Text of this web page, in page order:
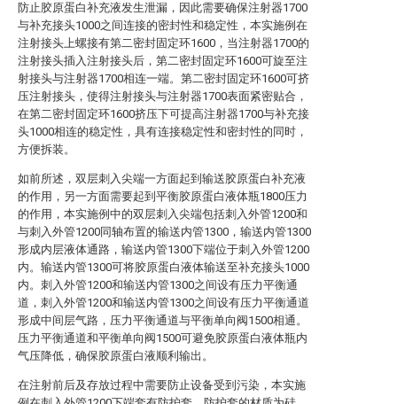
防止胶原蛋白补充液发生泄漏，因此需要确保注射器1700
与补充接头1000之间连接的密封性和稳定性，本实施例在
注射接头上螺接有第二密封固定环1600，当注射器1700的
注射接头插入注射接头后，第二密封固定环1600可旋至注
射接头与注射器1700相连一端。第二密封固定环1600可挤
压注射接头，使得注射接头与注射器1700表面紧密贴合，
在第二密封固定环1600挤压下可提高注射器1700与补充接
头1000相连的稳定性，具有连接稳定性和密封性的同时，
方便拆装。
如前所述，双层刺入尖端一方面起到输送胶原蛋白补充液
的作用，另一方面需要起到平衡胶原蛋白液体瓶1800压力
的作用，本实施例中的双层刺入尖端包括刺入外管1200和
与刺入外管1200同轴布置的输送内管1300，输送内管1300
形成内层液体通路，输送内管1300下端位于刺入外管1200
内。输送内管1300可将胶原蛋白液体输送至补充接头1000
内。刺入外管1200和输送内管1300之间设有压力平衡通
道，刺入外管1200和输送内管1300之间设有压力平衡通道
形成中间层气路，压力平衡通道与平衡单向阀1500相通。
压力平衡通道和平衡单向阀1500可避免胶原蛋白液体瓶内
气压降低，确保胶原蛋白液顺利输出。
在注射前后及存放过程中需要防止设备受到污染，本实施